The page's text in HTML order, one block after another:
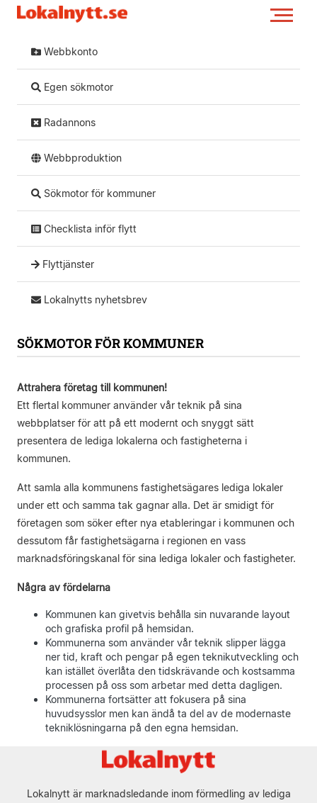
Webbkonto
Egen sökmotor
Radannons
Webbproduktion
Sökmotor för kommuner
Checklista inför flytt
Flyttjänster
Lokalnytts nyhetsbrev
SÖKMOTOR FÖR KOMMUNER
Attrahera företag till kommunen!
Ett flertal kommuner använder vår teknik på sina
webbplatser för att på ett modernt och snyggt sätt
presentera de lediga lokalerna och fastigheterna i
kommunen.
Att samla alla kommunens fastighetsägares lediga lokaler
under ett och samma tak gagnar alla. Det är smidigt för
företagen som söker efter nya etableringar i kommunen och
dessutom får fastighetsägarna i regionen en vass
marknadsföringskanal för sina lediga lokaler och fastigheter.
Några av fördelarna
Kommunen kan givetvis behålla sin nuvarande layout
och grafiska profil på hemsidan.
Kommunerna som använder vår teknik slipper lägga
ner tid, kraft och pengar på egen teknikutveckling och
kan istället överlåta den tidskrävande och kostsamma
processen på oss som arbetar med detta dagligen.
Kommunerna fortsätter att fokusera på sina
huvudsysslor men kan ändå ta del av de modernaste
tekniklösningarna på den egna hemsidan.
Lokalnytt är marknadsledande inom förmedling av lediga